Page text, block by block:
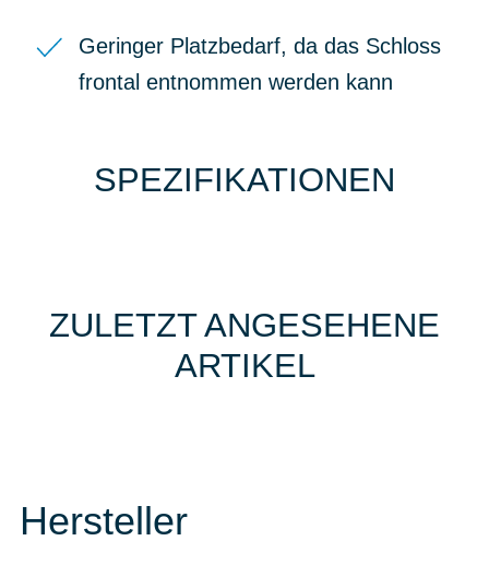
Geringer Platzbedarf, da das Schloss
frontal entnommen werden kann
SPEZIFIKATIONEN
ZULETZT ANGESEHENE
ARTIKEL
Hersteller